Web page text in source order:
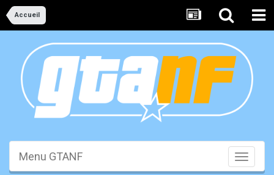
Accueil
Toggle
Menu GTANF